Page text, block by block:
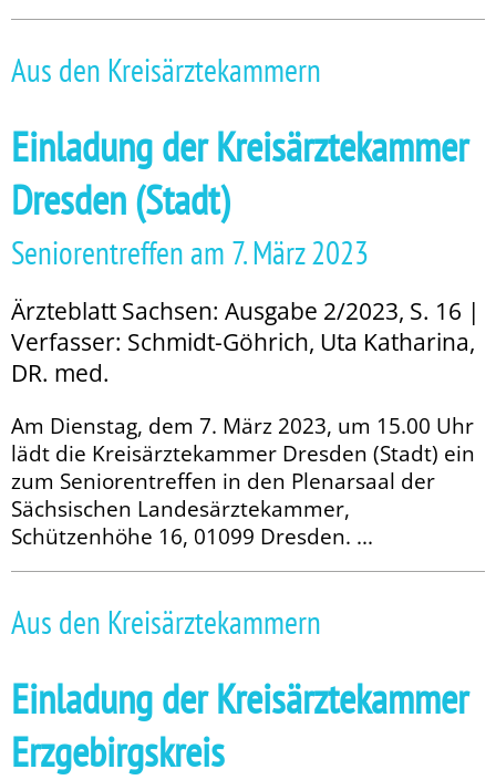
Aus den Kreisärztekammern
Einladung der Kreisärztekammer
Dresden (Stadt)
Seniorentreffen am 7. März 2023
Ärzteblatt Sachsen: Ausgabe 2/2023, S. 16 |
Verfasser: Schmidt-Göhrich, Uta Katharina,
DR. med.
Am Dienstag, dem 7. März 2023, um 15.00 Uhr
lädt die Kreisärztekammer Dresden (Stadt) ein
zum Seniorentreffen in den Plenarsaal der
Sächsischen Landesärztekammer,
Schützenhöhe 16, 01099 Dresden. ...
Aus den Kreisärztekammern
Einladung der Kreisärztekammer
Erzgebirgskreis